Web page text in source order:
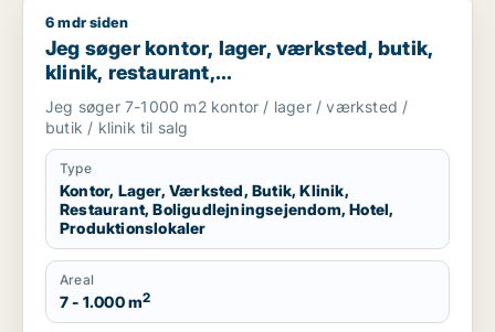
Jeg søger kontor, lager, værksted, butik, klinik, restaurant,
6 mdr siden
Jeg søger kontor, lager, værksted, butik,
klinik, restaurant,
boligudlejningsejendom, hotel eller
produktionslokaler til salg i Vordingborg,
Guldborgsund eller Lolland
Jeg søger 7-1000 m2 kontor / lager / værksted /
butik / klinik til salg
Type
Kontor, Lager, Værksted, Butik, Klinik,
Restaurant, Boligudlejningsejendom, Hotel,
Produktionslokaler
Areal
7 - 1.000 m2